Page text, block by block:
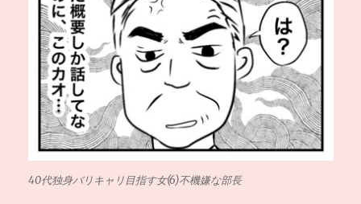
40代独身バリキャリ目指す女(6)不機嫌な部長